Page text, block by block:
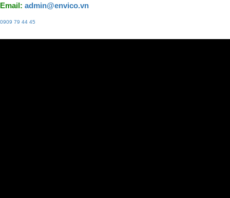
Email: admin@envico.vn
0909 79 44 45